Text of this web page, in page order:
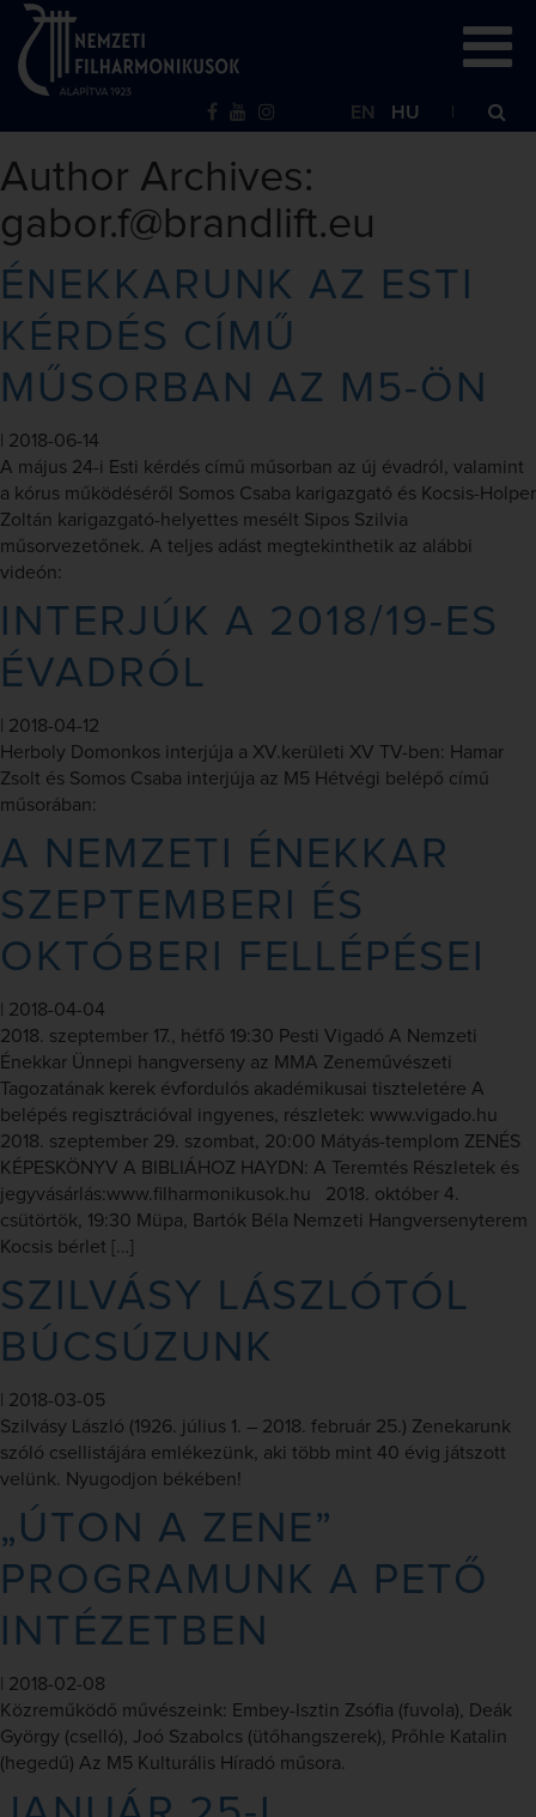
EN HU
Author Archives:
gabor.f@brandlift.eu
ÉNEKKARUNK AZ ESTI
KÉRDÉS CÍMŰ
MŰSORBAN AZ M5-ÖN
2018-06-14
A május 24-i Esti kérdés című műsorban az új évadról, valamint
a kórus működéséről Somos Csaba karigazgató és Kocsis-Holper
Zoltán karigazgató-helyettes mesélt Sipos Szilvia
műsorvezetőnek. A teljes adást megtekinthetik az alábbi
videón:
INTERJÚK A 2018/19-ES
ÉVADRÓL
2018-04-12
Herboly Domonkos interjúja a XV.kerületi XV TV-ben: Hamar
Zsolt és Somos Csaba interjúja az M5 Hétvégi belépő című
műsorában:
A NEMZETI ÉNEKKAR
SZEPTEMBERI ÉS
OKTÓBERI FELLÉPÉSEI
2018-04-04
2018. szeptember 17., hétfő 19:30 Pesti Vigadó A Nemzeti
Énekkar Ünnepi hangverseny az MMA Zeneművészeti
Tagozatának kerek évfordulós akadémikusai tiszteletére A
belépés regisztrációval ingyenes, részletek: www.vigado.hu
2018. szeptember 29. szombat, 20:00 Mátyás-templom ZENÉS
KÉPESKÖNYV A BIBLIÁHOZ HAYDN: A Teremtés Részletek és
jegyvásárlás:www.filharmonikusok.hu 2018. október 4.
csütörtök, 19:30 Müpa, Bartók Béla Nemzeti Hangversenyterem
Kocsis bérlet […]
SZILVÁSY LÁSZLÓTÓL
BÚCSÚZUNK
2018-03-05
Szilvásy László (1926. július 1. – 2018. február 25.) Zenekarunk
szóló csellistájára emlékezünk, aki több mint 40 évig játszott
velünk. Nyugodjon békében!
„ÚTON A ZENE”
PROGRAMUNK A PETŐ
INTÉZETBEN
2018-02-08
Közreműködő művészeink: Embey-Isztin Zsófia (fuvola), Deák
György (cselló), Joó Szabolcs (ütőhangszerek), Prőhle Katalin
(hegedű) Az M5 Kulturális Híradó műsora.